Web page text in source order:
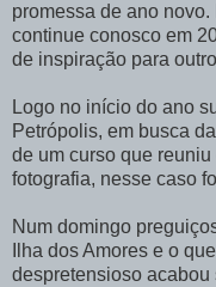
promessa de ano
continue conosco em
de inspiração para
Logo no início do ano
Petrópolis, em busca da
de um curso que
fotografia, nesse caso
Num domingo
Ilha dos Amores e o
despretensioso acabou